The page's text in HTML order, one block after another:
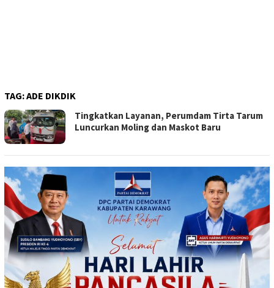
TAG:ADE DIKDIK
Tingkatkan Layanan, Perumdam Tirta Tarum
Luncurkan Moling dan Maskot Baru